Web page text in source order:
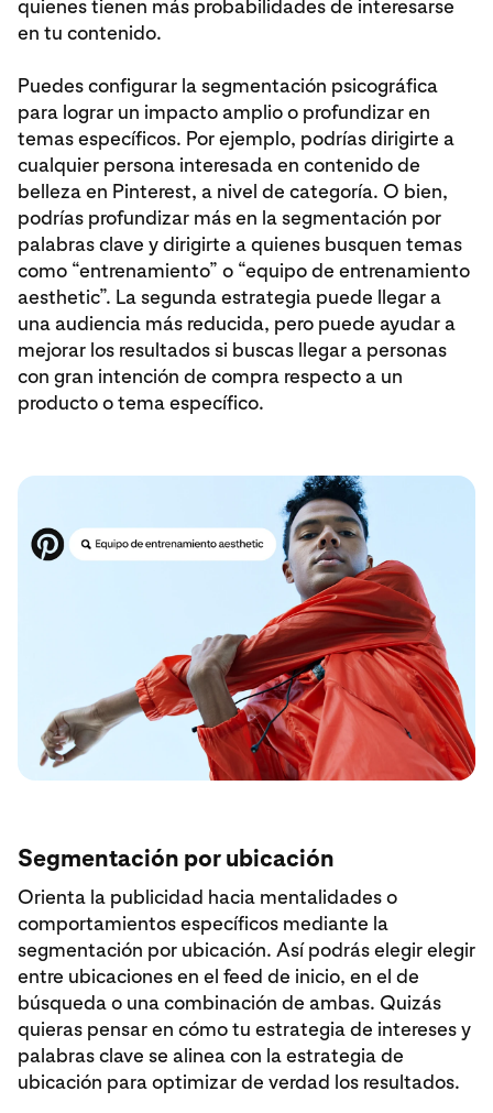
quienes tienen más probabilidades de interesarse
en tu contenido.
Puedes configurar la segmentación psicográfica
para lograr un impacto amplio o profundizar en
temas específicos. Por ejemplo, podrías dirigirte a
cualquier persona interesada en contenido de
belleza en Pinterest, a nivel de categoría. O bien,
podrías profundizar más en la segmentación por
palabras clave y dirigirte a quienes busquen temas
como “entrenamiento” o “equipo de entrenamiento
aesthetic”. La segunda estrategia puede llegar a
una audiencia más reducida, pero puede ayudar a
mejorar los resultados si buscas llegar a personas
con gran intención de compra respecto a un
producto o tema específico.
Segmentación por ubicación
Orienta la publicidad hacia mentalidades o
comportamientos específicos mediante la
segmentación por ubicación. Así podrás elegir elegir
entre ubicaciones en el feed de inicio, en el de
búsqueda o una combinación de ambas. Quizás
quieras pensar en cómo tu estrategia de intereses y
palabras clave se alinea con la estrategia de
ubicación para optimizar de verdad los resultados.